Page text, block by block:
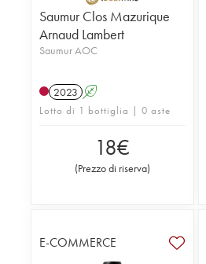
Saumur Clos Mazurique
Arnaud Lambert
Saumur AOC
2023 A
Lotto di 1 bottiglia | 0 aste
18€
(Prezzo di riserva)
E-COMMERCE